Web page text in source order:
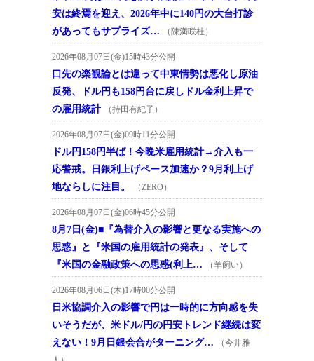
安は終焉を迎え、2026年中に140円の大台打診
があってもサプライズ…
（陳満咲杜）
2026年08月07日(金)15時43分公開
口先の楽観論とは違って中東情勢は悪化し原油
反発、ドル円も158円台に戻しドル金利上昇で
の雇用統計
（持田有紀子）
2026年08月07日(金)09時11分公開
ドル円158円半ば！今晩米雇用統計→介入も一
応警戒。日銀利上げペース加速か？9月利上げ
地ならしに注目。
（ZERO）
2026年08月07日(金)06時45分公開
8月7日(金)■『為替介入の影響と更なる実施への
思惑』と『米国の雇用統計の発表』、そして
『米国の金融政策への思惑(利上…
（羊飼い）
2026年08月06日(木)17時00分公開
日米協調介入の影響で円は一時的に方向感を失
いそうだが、米ドル/円の円安トレンド継続は変
えない！9月日銀会合がターニング…
（今井雅